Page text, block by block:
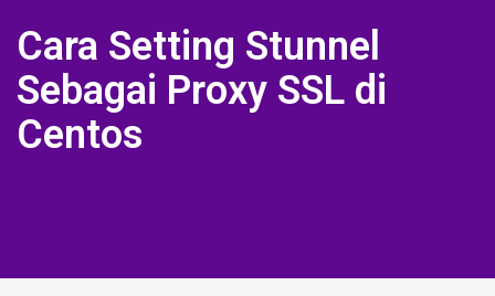
Cara Setting Stunnel
Sebagai Proxy SSL di
Centos